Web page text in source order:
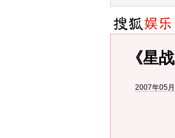
《星
2007年05